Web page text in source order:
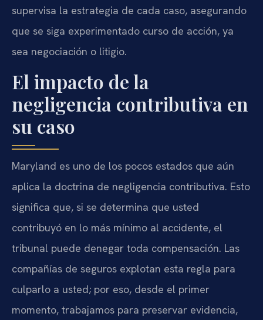
supervisa la estrategia de cada caso, asegurando
que se siga experimentado curso de acción, ya
sea negociación o litigio.
El impacto de la
negligencia contributiva en
su caso
Maryland es uno de los pocos estados que aún
aplica la doctrina de negligencia contributiva. Esto
significa que, si se determina que usted
contribuyó en lo más mínimo al accidente, el
tribunal puede denegar toda compensación. Las
compañías de seguros explotan esta regla para
culparlo a usted; por eso, desde el primer
momento, trabajamos para preservar evidencia,